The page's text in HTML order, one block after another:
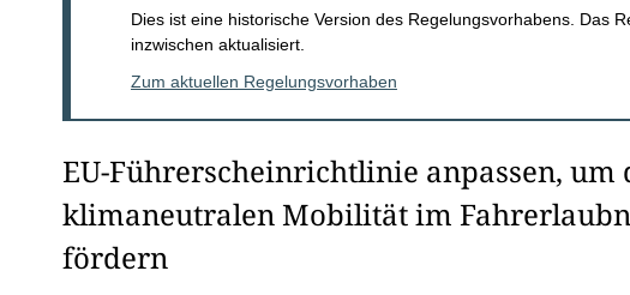
Dies ist eine historische Version des Regelungsvorhabens. Das
inzwischen aktualisiert.
Zum aktuellen Regelungsvorhaben
EU-Führerscheinrichtlinie anpassen, um
klimaneutralen Mobilität im
fördern